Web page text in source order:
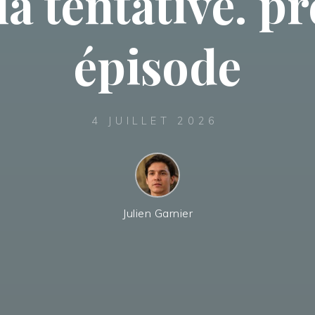
épisode
4 JUILLET 2026
Julien Garnier